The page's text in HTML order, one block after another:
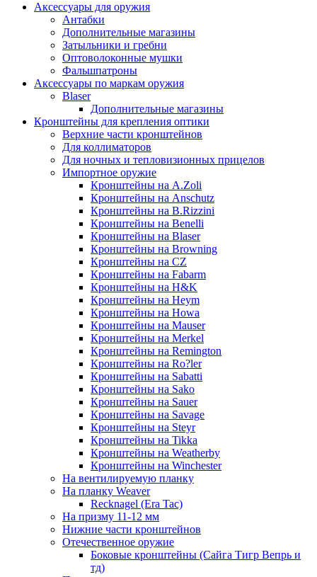
Аксессуары для оружия
Антабки
Дополнительные магазины
Затыльники и гребни
Оптоволоконные мушки
Фальшпатроны
Аксессуары по маркам оружия
Blaser
Дополнительные магазины
Кронштейны для крепления оптики
Верхние части кронштейнов
Для коллиматоров
Для ночных и тепловизионных прицелов
Импортное оружие
Кронштейны на A.Zoli
Кронштейны на Anschutz
Кронштейны на B.Rizzini
Кронштейны на Benelli
Кронштейны на Blaser
Кронштейны на Browning
Кронштейны на CZ
Кронштейны на Fabarm
Кронштейны на H&K
Кронштейны на Heym
Кронштейны на Howa
Кронштейны на Mauser
Кронштейны на Merkel
Кронштейны на Remington
Кронштейны на Ro?ler
Кронштейны на Sabatti
Кронштейны на Sako
Кронштейны на Sauer
Кронштейны на Savage
Кронштейны на Steyr
Кронштейны на Tikka
Кронштейны на Weatherby
Кронштейны на Winchester
На вентилируемую планку
На планку Weaver
Recknagel (Era Tac)
На призму 11-12 мм
Нижние части кронштейнов
Отечественное оружие
Боковые кронштейны (Сайга Тигр Вепрь и
тд)